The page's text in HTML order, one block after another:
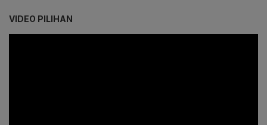
VIDEO PILIHAN